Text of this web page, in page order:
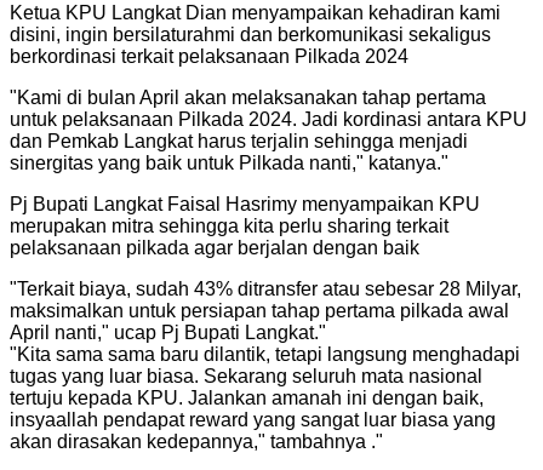
Ketua KPU Langkat Dian menyampaikan kehadiran kami
disini, ingin bersilaturahmi dan berkomunikasi sekaligus
berkordinasi terkait pelaksanaan Pilkada 2024
"Kami di bulan April akan melaksanakan tahap pertama
untuk pelaksanaan Pilkada 2024. Jadi kordinasi antara KPU
dan Pemkab Langkat harus terjalin sehingga menjadi
sinergitas yang baik untuk Pilkada nanti," katanya."
Pj Bupati Langkat Faisal Hasrimy menyampaikan KPU
merupakan mitra sehingga kita perlu sharing terkait
pelaksanaan pilkada agar berjalan dengan baik
"Terkait biaya, sudah 43% ditransfer atau sebesar 28 Milyar,
maksimalkan untuk persiapan tahap pertama pilkada awal
April nanti," ucap Pj Bupati Langkat."
"Kita sama sama baru dilantik, tetapi langsung menghadapi
tugas yang luar biasa. Sekarang seluruh mata nasional
tertuju kepada KPU. Jalankan amanah ini dengan baik,
insyaallah pendapat reward yang sangat luar biasa yang
akan dirasakan kedepannya," tambahnya ."